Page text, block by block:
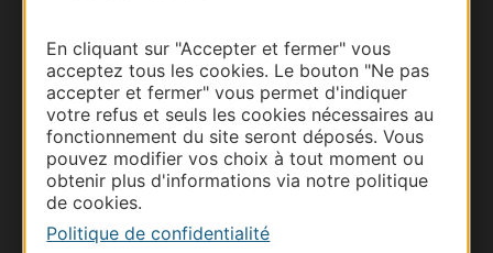
En cliquant sur "Accepter et fermer" vous
acceptez tous les cookies. Le bouton "Ne pas
accepter et fermer" vous permet d'indiquer
votre refus et seuls les cookies nécessaires au
fonctionnement du site seront déposés. Vous
pouvez modifier vos choix à tout moment ou
obtenir plus d'informations via notre politique
de cookies.
Politique de confidentialité
Thermalisme
Business/Mice